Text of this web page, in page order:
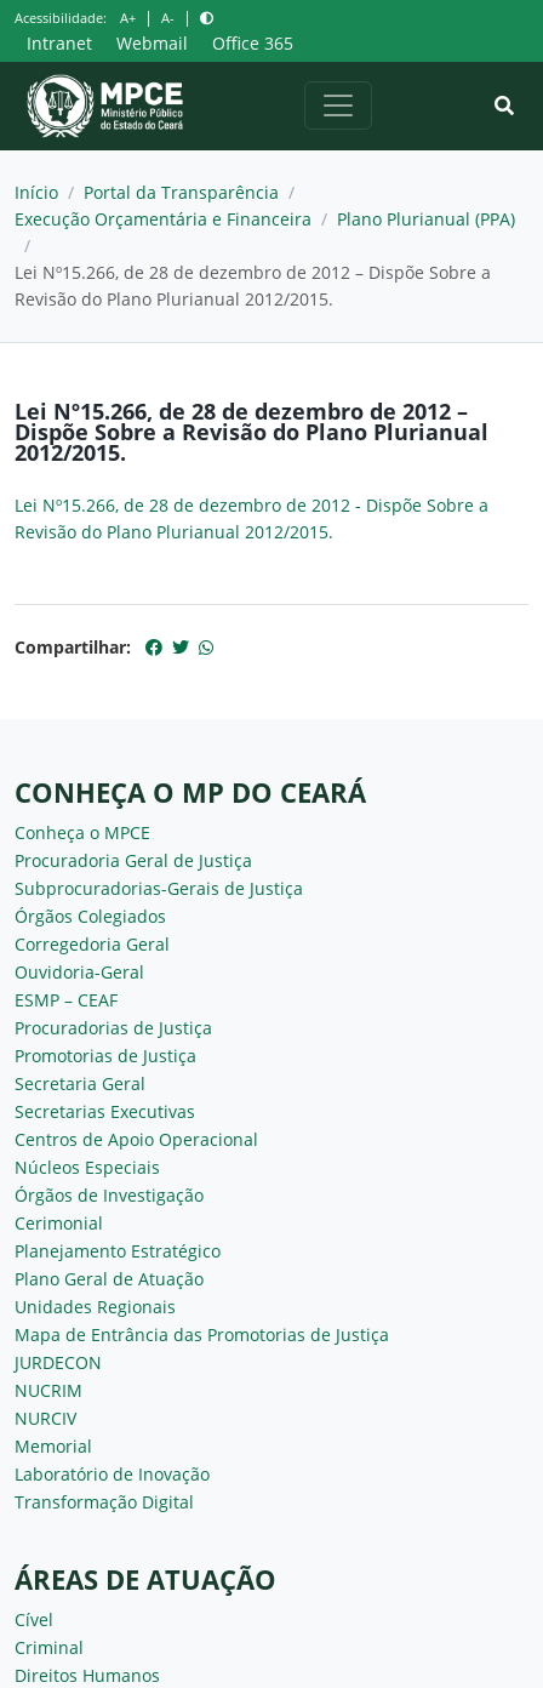
Pular
para
o
conteúdo
Acessibilidade: A+ | A- |
Intranet Webmail Office 365
Início / Portal da Transparência /
Execução Orçamentária e Financeira / Plano Plurianual (PPA)
/
Lei Nº15.266, de 28 de dezembro de 2012 – Dispõe Sobre a
Revisão do Plano Plurianual 2012/2015.
Lei Nº15.266, de 28 de dezembro de 2012 –
Dispõe Sobre a Revisão do Plano Plurianual
2012/2015.
Lei Nº15.266, de 28 de dezembro de 2012 - Dispõe Sobre a
Revisão do Plano Plurianual 2012/2015.
Compartilhar:
CONHEÇA O MP DO CEARÁ
Conheça o MPCE
Procuradoria Geral de Justiça
Subprocuradorias-Gerais de Justiça
Órgãos Colegiados
Corregedoria Geral
Ouvidoria-Geral
ESMP – CEAF
Procuradorias de Justiça
Promotorias de Justiça
Secretaria Geral
Secretarias Executivas
Centros de Apoio Operacional
Núcleos Especiais
Órgãos de Investigação
Cerimonial
Planejamento Estratégico
Plano Geral de Atuação
Unidades Regionais
Mapa de Entrância das Promotorias de Justiça
JURDECON
NUCRIM
NURCIV
Memorial
Laboratório de Inovação
Transformação Digital
ÁREAS DE ATUAÇÃO
Cível
Criminal
Direitos Humanos